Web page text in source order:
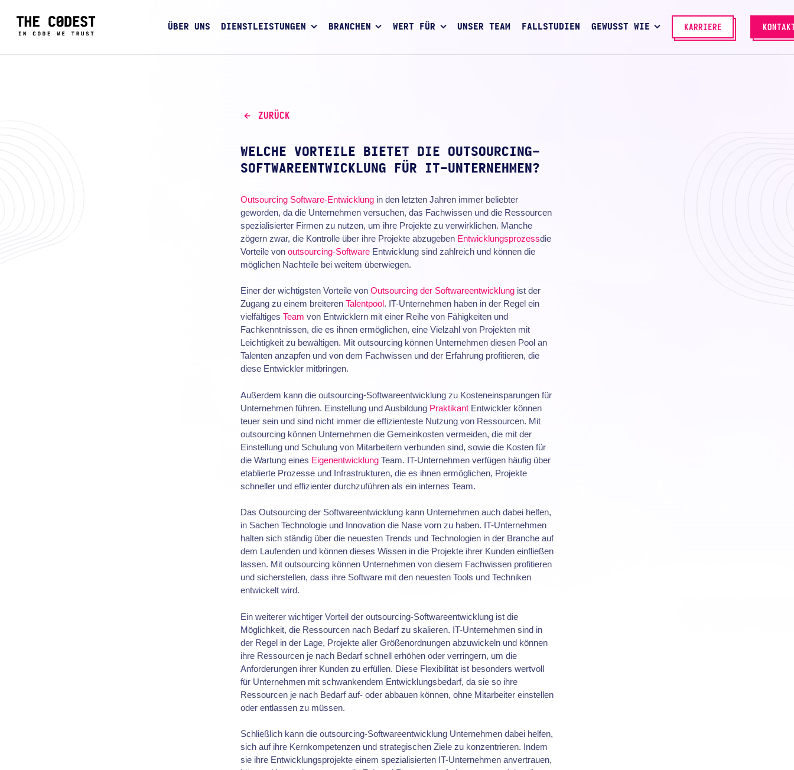
ÜBER UNS DIENSTLEISTUNGEN BRANCHEN WERT FÜR UNSER TEAM FALLSTUDIEN GEWUSST WIE KARRIERE
ZURÜCK
WELCHE VORTEILE BIETET DIE OUTSOURCING-
SOFTWAREENTWICKLUNG FÜR IT-UNTERNEHMEN?
Outsourcing Software-Entwicklungin den letzten Jahren immer beliebter
geworden, da die Unternehmen versuchen, das Fachwissen und die Ressourcen
spezialisierter Firmen zu nutzen, um ihre Projekte zu verwirklichen. Manche
zögern zwar, die Kontrolle über ihre Projekte abzugeben Entwicklungsprozessdie
Vorteile von outsourcing-SoftwareEntwicklung sind zahlreich und können die
möglichen Nachteile bei weitem überwiegen.
Einer der wichtigsten Vorteile von Outsourcing der Softwareentwicklungist der
Zugang zu einem breiteren Talentpool. IT-Unternehmen haben in der Regel ein
vielfältiges Team von Entwicklern mit einer Reihe von Fähigkeiten und
Fachkenntnissen, die es ihnen ermöglichen, eine Vielzahl von Projekten mit
Leichtigkeit zu bewältigen. Mit outsourcing können Unternehmen diesen Pool an
Talenten anzapfen und von dem Fachwissen und der Erfahrung profitieren, die
diese Entwickler mitbringen.
Außerdem kann die outsourcing-Softwareentwicklung zu Kosteneinsparungen für
Unternehmen führen. Einstellung und Ausbildung PraktikantEntwickler können
teuer sein und sind nicht immer die effizienteste Nutzung von Ressourcen. Mit
outsourcing können Unternehmen die Gemeinkosten vermeiden, die mit der
Einstellung und Schulung von Mitarbeitern verbunden sind, sowie die Kosten für
die Wartung eines EigenentwicklungTeam. IT-Unternehmen verfügen häufig über
etablierte Prozesse und Infrastrukturen, die es ihnen ermöglichen, Projekte
schneller und effizienter durchzuführen als ein internes Team.
Das Outsourcing der Softwareentwicklung kann Unternehmen auch dabei helfen,
in Sachen Technologie und Innovation die Nase vorn zu haben. IT-Unternehmen
halten sich ständig über die neuesten Trends und Technologien in der Branche auf
dem Laufenden und können dieses Wissen in die Projekte ihrer Kunden einfließen
lassen. Mit outsourcing können Unternehmen von diesem Fachwissen profitieren
und sicherstellen, dass ihre Software mit den neuesten Tools und Techniken
entwickelt wird.
Ein weiterer wichtiger Vorteil der outsourcing-Softwareentwicklung ist die
Möglichkeit, die Ressourcen nach Bedarf zu skalieren. IT-Unternehmen sind in
der Regel in der Lage, Projekte aller Größenordnungen abzuwickeln und können
ihre Ressourcen je nach Bedarf schnell erhöhen oder verringern, um die
Anforderungen ihrer Kunden zu erfüllen. Diese Flexibilität ist besonders wertvoll
für Unternehmen mit schwankendem Entwicklungsbedarf, da sie so ihre
Ressourcen je nach Bedarf auf- oder abbauen können, ohne Mitarbeiter einstellen
oder entlassen zu müssen.
Schließlich kann die outsourcing-Softwareentwicklung Unternehmen dabei helfen,
sich auf ihre Kernkompetenzen und strategischen Ziele zu konzentrieren. Indem
sie ihre Entwicklungsprojekte einem spezialisierten IT-Unternehmen anvertrauen,